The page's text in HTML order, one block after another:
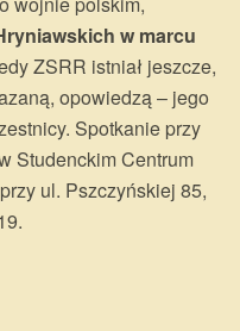
w marcu
ZSRR istniał jeszcze,
opowiedzą – jego
Spotkanie przy
Studenckim Centrum
ul. Pszczyńskiej 85,